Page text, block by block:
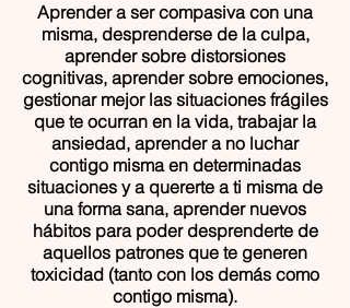
Aprender a ser compasiva con una
misma, desprenderse de la culpa,
aprender sobre distorsiones
cognitivas, aprender sobre emociones,
gestionar mejor las situaciones frágiles
que te ocurran en la vida, trabajar la
ansiedad, aprender a no luchar
contigo misma en determinadas
situaciones y a quererte a ti misma de
una forma sana, aprender nuevos
hábitos para poder desprenderte de
aquellos patrones que te generen
toxicidad (tanto con los demás como
contigo misma).